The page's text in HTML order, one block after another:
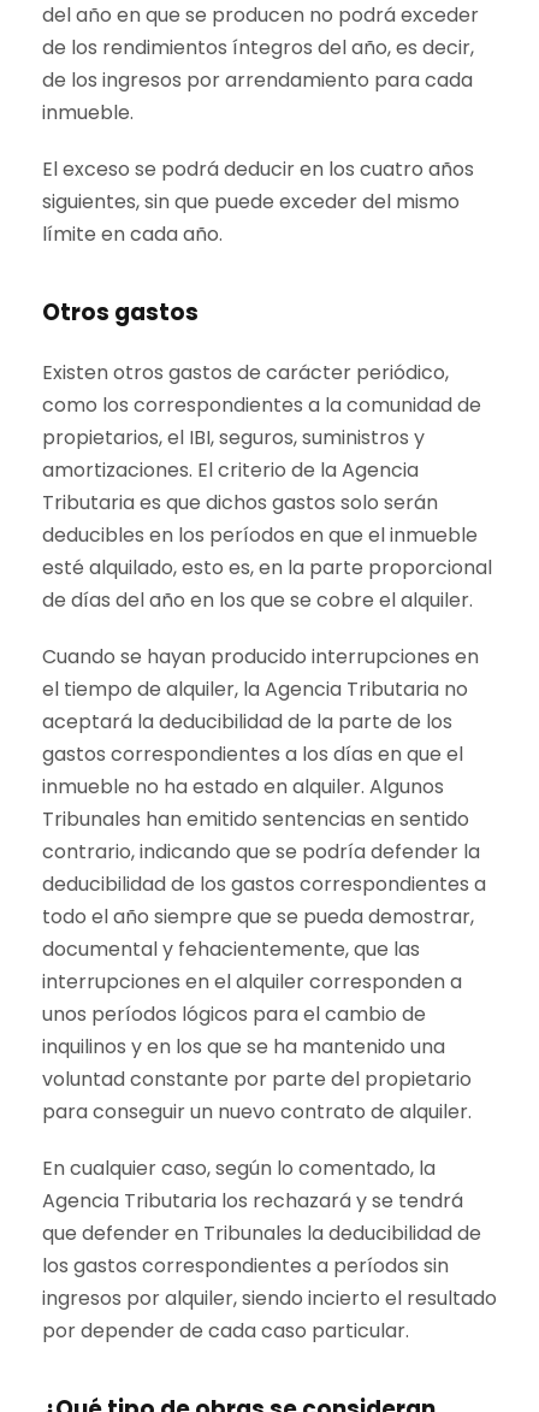
del año en que se producen no podrá exceder
de los rendimientos íntegros del año, es decir,
de los ingresos por arrendamiento para cada
inmueble.
El exceso se podrá deducir en los cuatro años
siguientes, sin que puede exceder del mismo
límite en cada año.
Otros gastos
Existen otros gastos de carácter periódico,
como los correspondientes a la comunidad de
propietarios, el IBI, seguros, suministros y
amortizaciones. El criterio de la Agencia
Tributaria es que dichos gastos solo serán
deducibles en los períodos en que el inmueble
esté alquilado, esto es, en la parte proporcional
de días del año en los que se cobre el alquiler.
Cuando se hayan producido interrupciones en
el tiempo de alquiler, la Agencia Tributaria no
aceptará la deducibilidad de la parte de los
gastos correspondientes a los días en que el
inmueble no ha estado en alquiler. Algunos
Tribunales han emitido sentencias en sentido
contrario, indicando que se podría defender la
deducibilidad de los gastos correspondientes a
todo el año siempre que se pueda demostrar,
documental y fehacientemente, que las
interrupciones en el alquiler corresponden a
unos períodos lógicos para el cambio de
inquilinos y en los que se ha mantenido una
voluntad constante por parte del propietario
para conseguir un nuevo contrato de alquiler.
En cualquier caso, según lo comentado, la
Agencia Tributaria los rechazará y se tendrá
que defender en Tribunales la deducibilidad de
los gastos correspondientes a períodos sin
ingresos por alquiler, siendo incierto el resultado
por depender de cada caso particular.